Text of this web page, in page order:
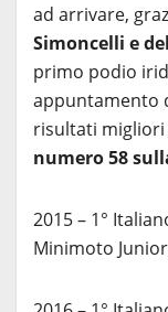
ad arrivare,
Simoncelli e
primo podio
appuntamento
risultati
numero 58
2015 – 1°
Minimoto